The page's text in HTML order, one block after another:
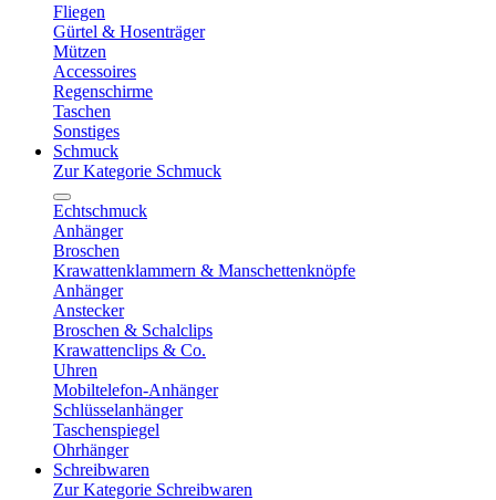
Fliegen
Gürtel & Hosenträger
Mützen
Accessoires
Regenschirme
Taschen
Sonstiges
Schmuck
Zur Kategorie Schmuck
Echtschmuck
Anhänger
Broschen
Krawattenklammern & Manschettenknöpfe
Anhänger
Anstecker
Broschen & Schalclips
Krawattenclips & Co.
Uhren
Mobiltelefon-Anhänger
Schlüsselanhänger
Taschenspiegel
Ohrhänger
Schreibwaren
Zur Kategorie Schreibwaren